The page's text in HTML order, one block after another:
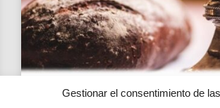
Gestionar el consentimiento de